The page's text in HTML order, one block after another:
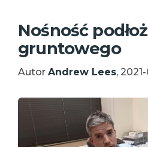
Nośność
gruntowego
Autor Andrew Lees,